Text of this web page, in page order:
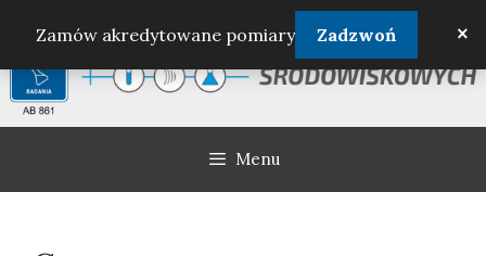
content
Menu
Zamów akredytowane pomiary Zadzwoń ×